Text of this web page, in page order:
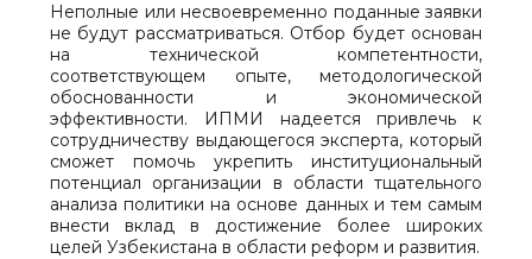
Неполные или несвоевременно поданные заявки
не будут рассматриваться. Отбор будет основан
на технической компетентности,
соответствующем опыте, методологической
обоснованности и экономической
эффективности. ИПМИ надеется привлечь к
сотрудничеству выдающегося эксперта, который
сможет помочь укрепить институциональный
потенциал организации в области тщательного
анализа политики на основе данных и тем самым
внести вклад в достижение более широких
целей Узбекистана в области реформ и развития.